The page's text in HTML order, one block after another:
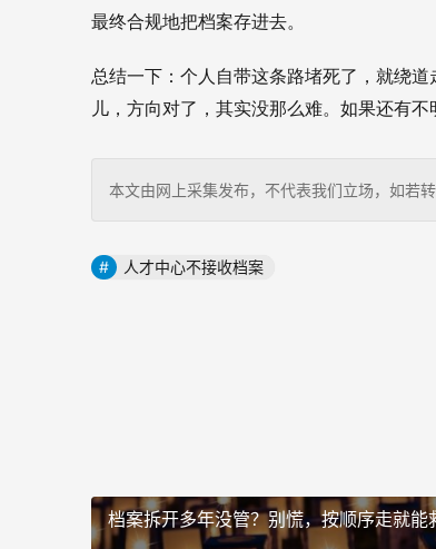
最终合规地把档案存进去。
总结一下：个人自带这条路堵死了，就绕
儿，方向对了，其实没那么难。如果还有
本文由网上采集发布，不代表我们立场，如
人才中心不接收档案
档案拆开多年没管？别慌，按顺序走就能